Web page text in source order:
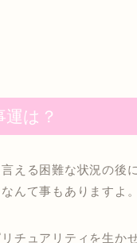
運は？
える困難な状況の後
んて事もありますよ。
チュアリティを生か